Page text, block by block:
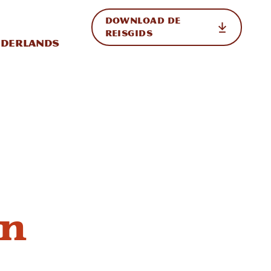
weergave in-/uitschakelen
DOWNLOAD DE
REISGIDS